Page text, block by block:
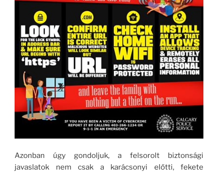
Azonban úgy gondoljuk, a felsorolt biztonsági
javaslatok nem csak a karácsonyi előtti, fekete